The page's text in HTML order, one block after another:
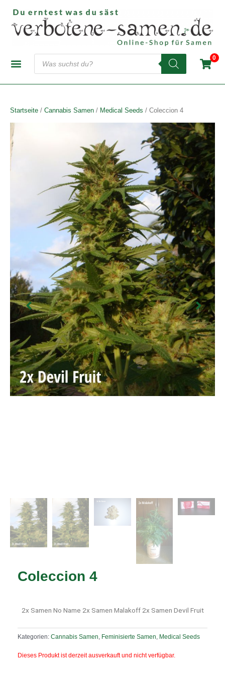
Inhalt
springen
Products
search
0
Startseite / Cannabis Samen / Medical Seeds / Coleccion 4
Coleccion 4
2x Samen No Name 2x Samen Malakoff 2x Samen Devil Fruit
Kategorien: Cannabis Samen, Feminisierte Samen, Medical Seeds
Dieses Produkt ist derzeit ausverkauft und nicht verfügbar.